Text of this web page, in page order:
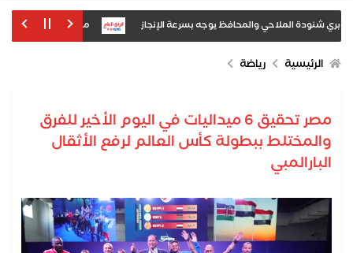
شنودة الملاحي والمحافظ يوجه بسرعة الإنجاز محمود الشاذلي يكتب:
الرئيسية رياضة
مصر تحقيق 6 ميداليات في اليوم الأخير للفرق
والمختلط ببطولة كأس العالم لرفع الأثقال
البارالمبي